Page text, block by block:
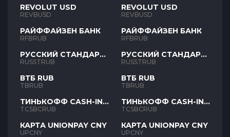
REVOLUT USD
REVBUSD
РАЙФФАЙЗЕН БАНК
RFBRUB
РУССКИЙ СТАНДАРТ
RUB
RUSSTRUB
ВТБ RUB
TBRUB
ТИНЬКОФФ CASH-IN
RUB
TCSBCRUB
КАРТА UNIONPAY CNY
UPCNY
REVOLUT USD
REVBUSD
РАЙФФАЙЗЕН БАНК
RFBRUB
РУССКИЙ СТАНДАРТ
RUB
RUSSTRUB
ВТБ RUB
TBRUB
ТИНЬКОФФ CASH-IN
RUB
TCSBCRUB
КАРТА UNIONPAY CNY
UPCNY